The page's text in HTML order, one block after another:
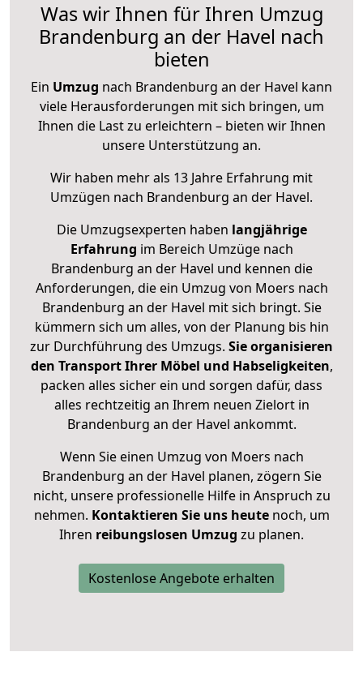
Was wir Ihnen für Ihren Umzug
Brandenburg an der Havel nach
bieten
Ein Umzug nach Brandenburg an der Havel kann
viele Herausforderungen mit sich bringen, um
Ihnen die Last zu erleichtern – bieten wir Ihnen
unsere Unterstützung an.
Wir haben mehr als 13 Jahre Erfahrung mit
Umzügen nach Brandenburg an der Havel.
Die Umzugsexperten haben langjährige
Erfahrung im Bereich Umzüge nach
Brandenburg an der Havel und kennen die
Anforderungen, die ein Umzug von Moers nach
Brandenburg an der Havel mit sich bringt. Sie
kümmern sich um alles, von der Planung bis hin
zur Durchführung des Umzugs. Sie organisieren
den Transport Ihrer Möbel und Habseligkeiten,
packen alles sicher ein und sorgen dafür, dass
alles rechtzeitig an Ihrem neuen Zielort in
Brandenburg an der Havel ankommt.
Wenn Sie einen Umzug von Moers nach
Brandenburg an der Havel planen, zögern Sie
nicht, unsere professionelle Hilfe in Anspruch zu
nehmen. Kontaktieren Sie uns heutenoch, um
Ihren reibungslosen Umzug zu planen.
Kostenlose Angebote erhalten